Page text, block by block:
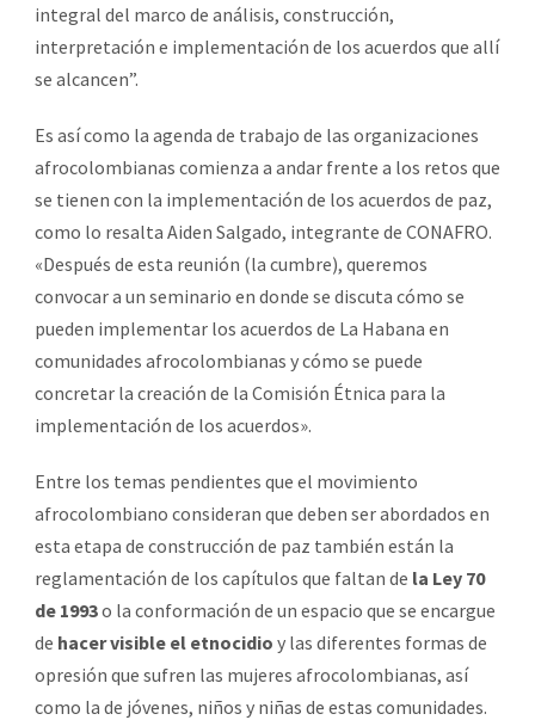
integral del marco de análisis, construcción,
interpretación e implementación de los acuerdos que allí
se alcancen”.
Es así como la agenda de trabajo de las organizaciones
afrocolombianas comienza a andar frente a los retos que
se tienen con la implementación de los acuerdos de paz,
como lo resalta Aiden Salgado, integrante de CONAFRO.
«Después de esta reunión (la cumbre), queremos
convocar a un seminario en donde se discuta cómo se
pueden implementar los acuerdos de La Habana en
comunidades afrocolombianas y cómo se puede
concretar la creación de la Comisión Étnica para la
implementación de los acuerdos».
Entre los temas pendientes que el movimiento
afrocolombiano consideran que deben ser abordados en
esta etapa de construcción de paz también están la
reglamentación de los capítulos que faltan de la Ley 70
de 1993o la conformación de un espacio que se encargue
de hacer visible el etnocidio y las diferentes formas de
opresión que sufren las mujeres afrocolombianas, así
como la de jóvenes, niños y niñas de estas comunidades.